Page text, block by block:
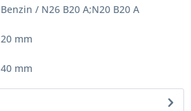
Benzin / N26 B20 A;N20 B20 A
20 mm
40 mm